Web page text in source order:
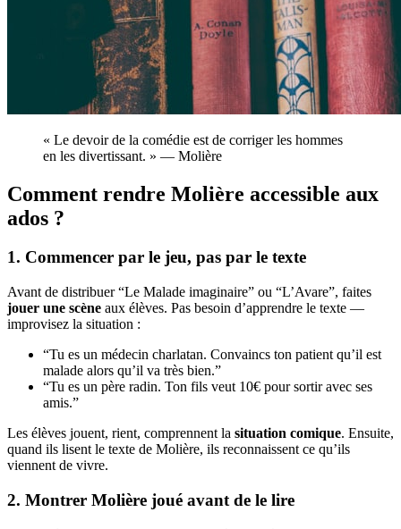
« Le devoir de la comédie est de corriger les hommes
en les divertissant. » — Molière
Comment rendre Molière accessible aux
ados ?
1. Commencer par le jeu, pas par le texte
Avant de distribuer “Le Malade imaginaire” ou “L’Avare”, faites
jouer une scène aux élèves. Pas besoin d’apprendre le texte —
improvisez la situation :
“Tu es un médecin charlatan. Convaincs ton patient qu’il est
malade alors qu’il va très bien.”
“Tu es un père radin. Ton fils veut 10€ pour sortir avec ses
amis.”
Les élèves jouent, rient, comprennent la situation comique. Ensuite,
quand ils lisent le texte de Molière, ils reconnaissent ce qu’ils
viennent de vivre.
2. Montrer Molière joué avant de le lire